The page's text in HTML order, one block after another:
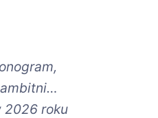
2026 roku